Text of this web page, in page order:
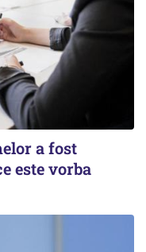
a fost
este vorba